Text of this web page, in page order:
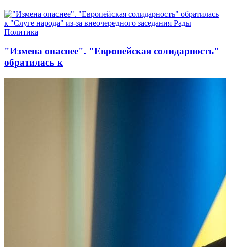
Политика
"Измена опаснее". "Европейская солидарность"
обратилась к